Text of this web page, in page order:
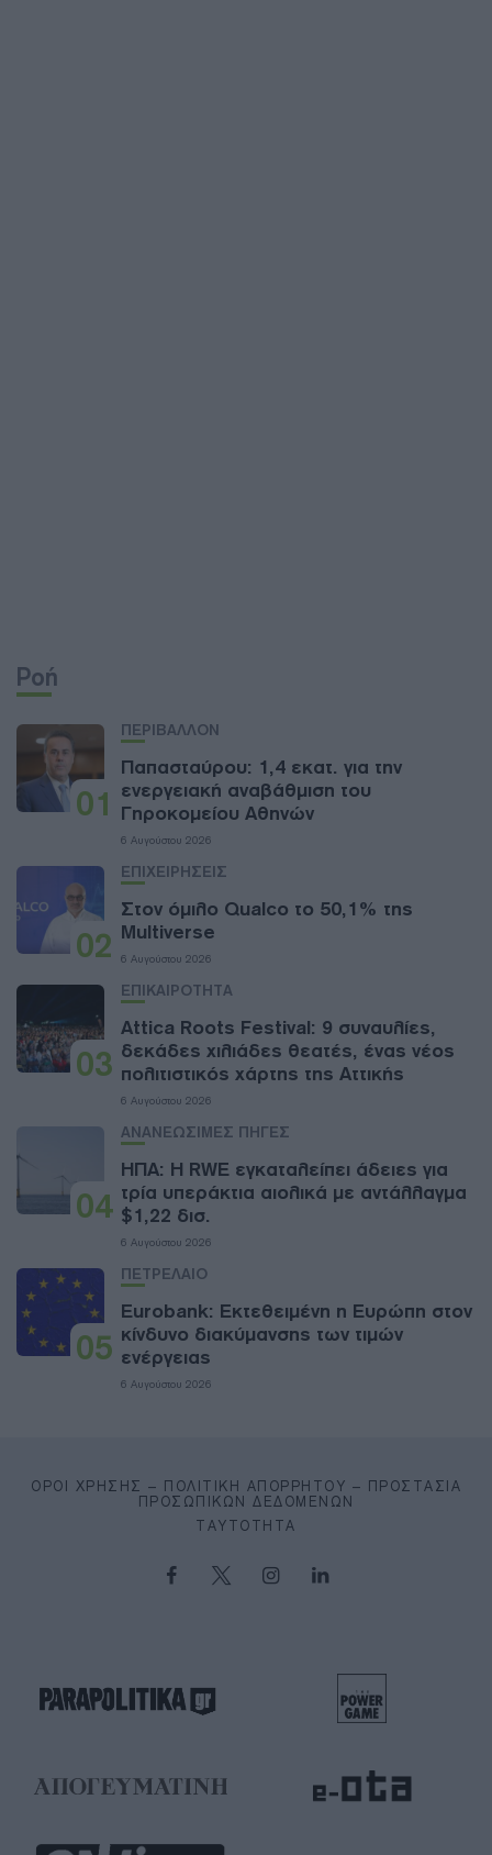
Ροή
01
ΠΕΡΙΒΑΛΛΟΝ
Παπασταύρου: 1,4 εκατ. για την
ενεργειακή αναβάθμιση του
Γηροκομείου Αθηνών
6 Αυγούστου 2026
02
ΕΠΙΧΕΙΡΗΣΕΙΣ
Στον όμιλο Qualco το 50,1% της
Multiverse
6 Αυγούστου 2026
03
ΕΠΙΚΑΙΡΟΤΗΤΑ
Attica Roots Festival: 9 συναυλίες,
δεκάδες χιλιάδες θεατές, ένας νέος
πολιτιστικός χάρτης της Αττικής
6 Αυγούστου 2026
04
ΑΝΑΝΕΩΣΙΜΕΣ ΠΗΓΕΣ
ΗΠΑ: Η RWE εγκαταλείπει άδειες για
τρία υπεράκτια αιολικά με αντάλλαγμα
$1,22 δισ.
6 Αυγούστου 2026
05
ΠΕΤΡΕΛΑΙΟ
Eurobank: Εκτεθειμένη η Ευρώπη στον
κίνδυνο διακύμανσης των τιμών
ενέργειας
6 Αυγούστου 2026
ΌΡΟΙ ΧΡΉΣΗΣ – ΠΟΛΙΤΙΚΉ ΑΠΟΡΡΉΤΟΥ – ΠΡΟΣΤΑΣΊΑ
ΠΡΟΣΩΠΙΚΏΝ ΔΕΔΟΜΈΝΩΝ
ΤΑΥΤΌΤΗΤΑ